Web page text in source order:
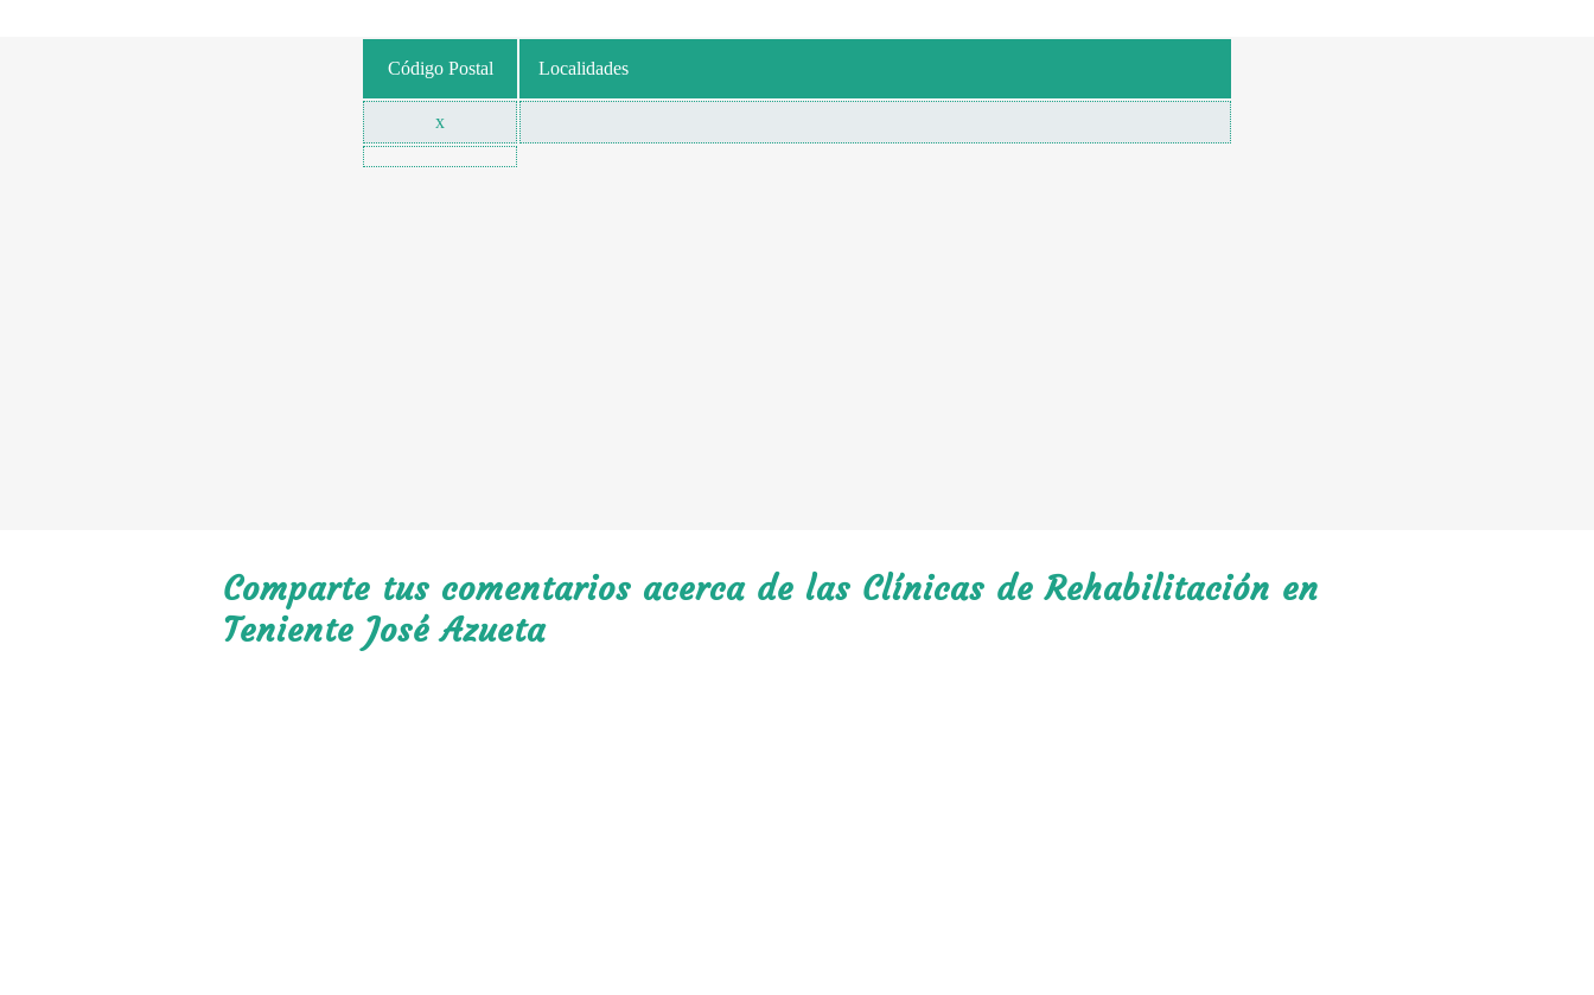
Código Postal Localidades
x
Comparte tus comentarios acerca de las Clínicas de Rehabilitación en
Teniente José Azueta